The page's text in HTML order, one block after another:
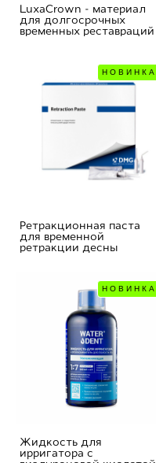
LuxaCrown - материал
для долгосрочных
временных реставраций
НОВИНКА
Ретракционная паста
для временной
ретракции десны
НОВИНКА
Жидкость для
ирригатора с